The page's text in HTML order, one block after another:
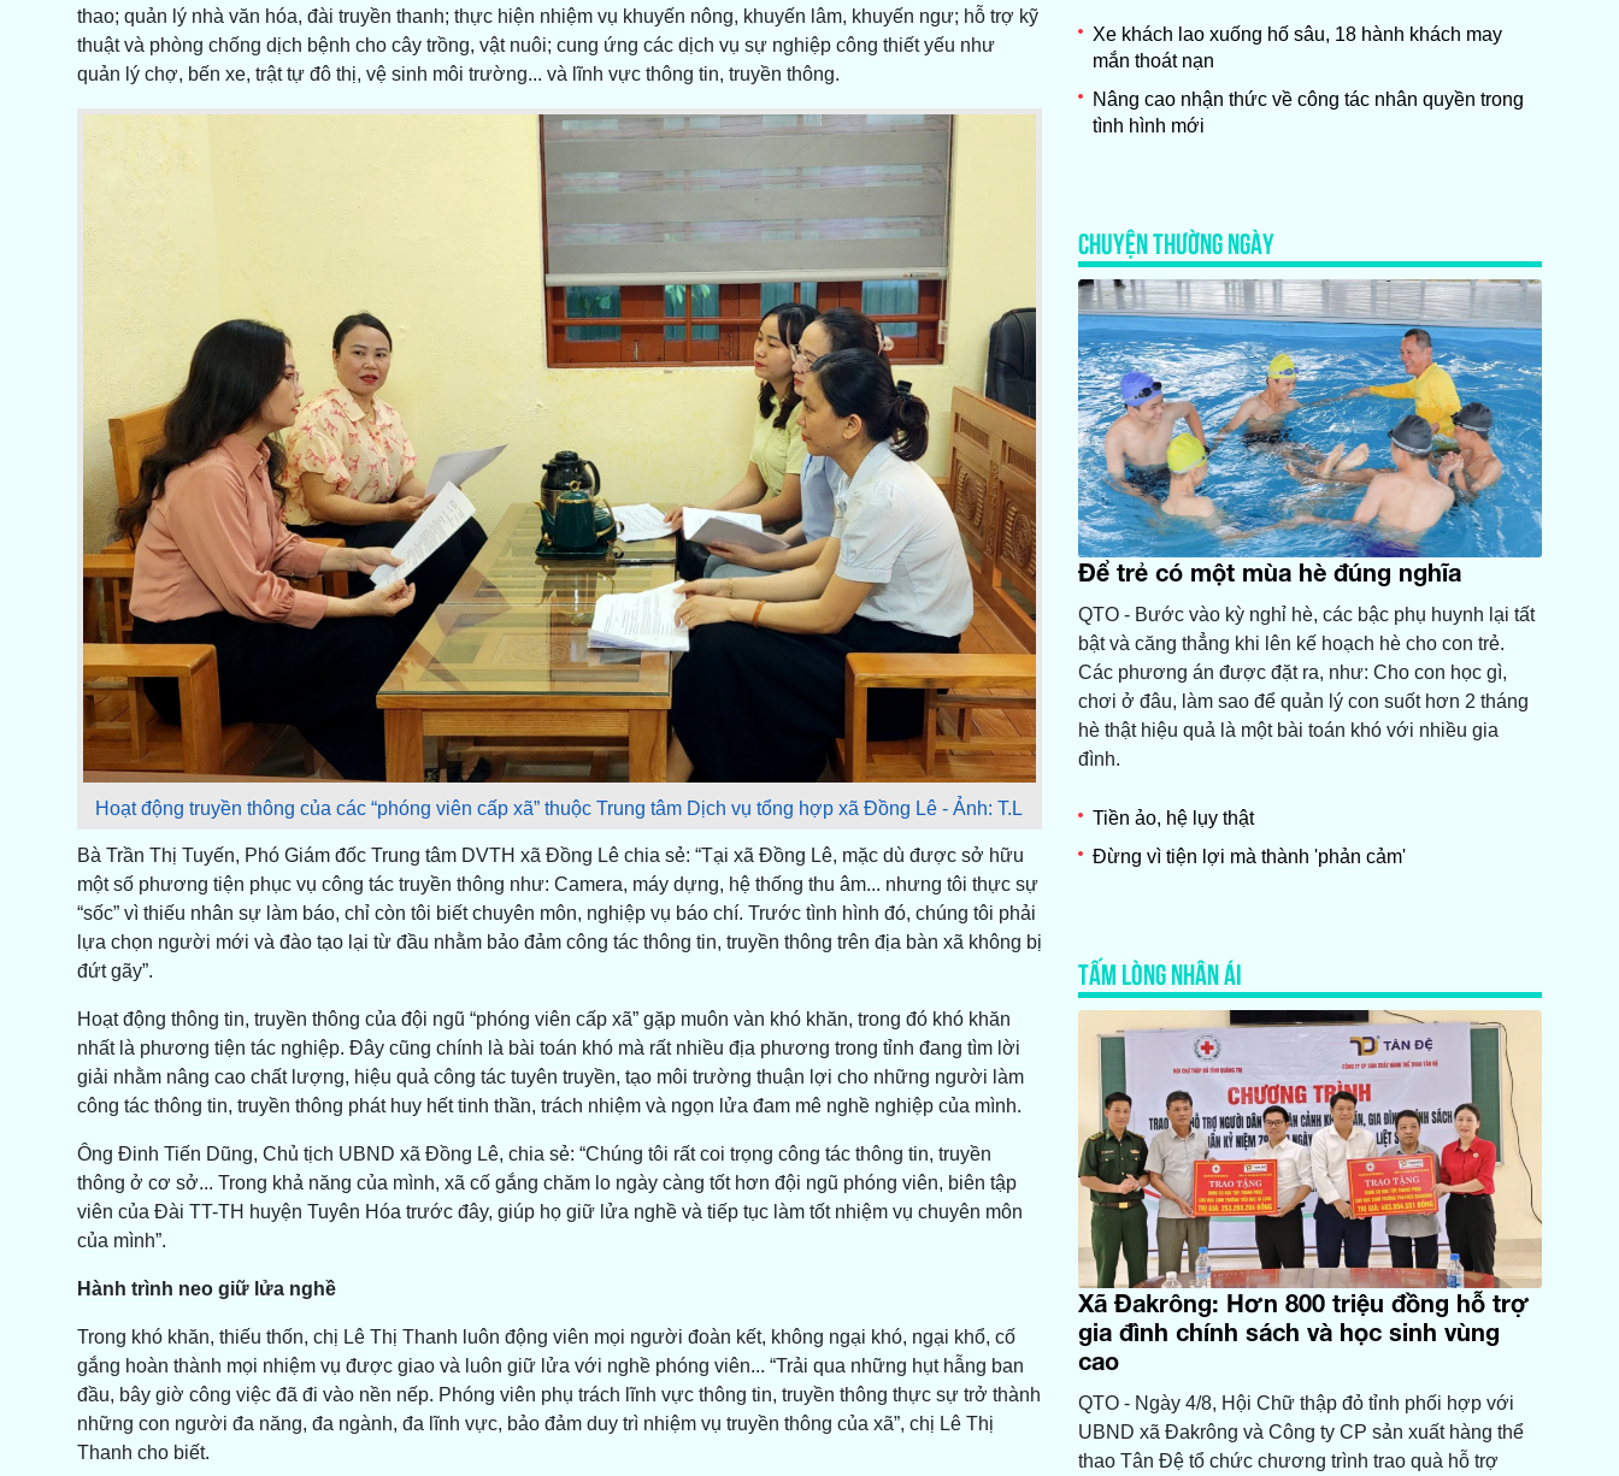
thao; quản lý nhà văn hóa, đài truyền thanh; thực hiện nhiệm vụ khuyến nông, khuyến lâm, khuyến ngư; hỗ trợ kỹ
thuật và phòng chống dịch bệnh cho cây trồng, vật nuôi; cung ứng các dịch vụ sự nghiệp công thiết yếu như
quản lý chợ, bến xe, trật tự đô thị, vệ sinh môi trường... và lĩnh vực thông tin, truyền thông.
Hoạt động truyền thông của các “phóng viên cấp xã” thuộc Trung tâm Dịch vụ tổng hợp xã Đồng Lê - Ảnh: T.L
Bà Trần Thị Tuyến, Phó Giám đốc Trung tâm DVTH xã Đồng Lê chia sẻ: “Tại xã Đồng Lê, mặc dù được sở hữu
một số phương tiện phục vụ công tác truyền thông như: Camera, máy dựng, hệ thống thu âm... nhưng tôi thực sự
“sốc” vì thiếu nhân sự làm báo, chỉ còn tôi biết chuyên môn, nghiệp vụ báo chí. Trước tình hình đó, chúng tôi phải
lựa chọn người mới và đào tạo lại từ đầu nhằm bảo đảm công tác thông tin, truyền thông trên địa bàn xã không bị
đứt gãy”.
Hoạt động thông tin, truyền thông của đội ngũ “phóng viên cấp xã” gặp muôn vàn khó khăn, trong đó khó khăn
nhất là phương tiện tác nghiệp. Đây cũng chính là bài toán khó mà rất nhiều địa phương trong tỉnh đang tìm lời
giải nhằm nâng cao chất lượng, hiệu quả công tác tuyên truyền, tạo môi trường thuận lợi cho những người làm
công tác thông tin, truyền thông phát huy hết tinh thần, trách nhiệm và ngọn lửa đam mê nghề nghiệp của mình.
Ông Đinh Tiến Dũng, Chủ tịch UBND xã Đồng Lê, chia sẻ: “Chúng tôi rất coi trọng công tác thông tin, truyền
thông ở cơ sở... Trong khả năng của mình, xã cố gắng chăm lo ngày càng tốt hơn đội ngũ phóng viên, biên tập
viên của Đài TT-TH huyện Tuyên Hóa trước đây, giúp họ giữ lửa nghề và tiếp tục làm tốt nhiệm vụ chuyên môn
của mình”.
Hành trình neo giữ lửa nghề
Trong khó khăn, thiếu thốn, chị Lê Thị Thanh luôn động viên mọi người đoàn kết, không ngại khó, ngại khổ, cố
gắng hoàn thành mọi nhiệm vụ được giao và luôn giữ lửa với nghề phóng viên... “Trải qua những hụt hẫng ban
đầu, bây giờ công việc đã đi vào nền nếp. Phóng viên phụ trách lĩnh vực thông tin, truyền thông thực sự trở thành
những con người đa năng, đa ngành, đa lĩnh vực, bảo đảm duy trì nhiệm vụ truyền thông của xã”, chị Lê Thị
Thanh cho biết.
Xe khách lao xuống hố sâu, 18 hành khách may
mắn thoát nạn
Nâng cao nhận thức về công tác nhân quyền trong
tình hình mới
CHUYỆN THƯỜNG NGÀY
Để trẻ có một mùa hè đúng nghĩa
QTO - Bước vào kỳ nghỉ hè, các bậc phụ huynh lại tất
bật và căng thẳng khi lên kế hoạch hè cho con trẻ.
Các phương án được đặt ra, như: Cho con học gì,
chơi ở đâu, làm sao để quản lý con suốt hơn 2 tháng
hè thật hiệu quả là một bài toán khó với nhiều gia
đình.
Tiền ảo, hệ lụy thật
Đừng vì tiện lợi mà thành 'phản cảm'
TẤM LÒNG NHÂN ÁI
Xã Đakrông: Hơn 800 triệu đồng hỗ trợ
gia đình chính sách và học sinh vùng
cao
QTO - Ngày 4/8, Hội Chữ thập đỏ tỉnh phối hợp với
UBND xã Đakrông và Công ty CP sản xuất hàng thể
thao Tân Đệ tổ chức chương trình trao quà hỗ trợ